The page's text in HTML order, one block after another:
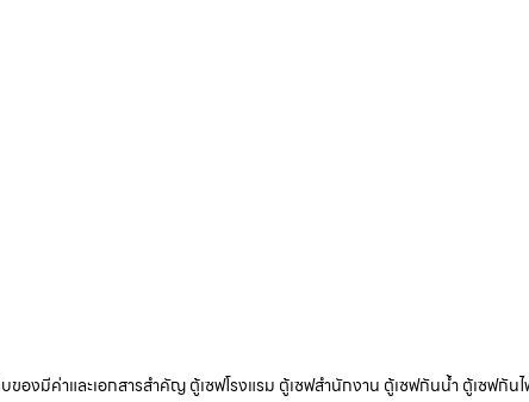
งมีค่าและเอกสารสำคัญ ตู้เซฟโรงแรม ตู้เซฟสำนักงาน ตู้เซฟกันน้ำ ตู้เซฟกัน